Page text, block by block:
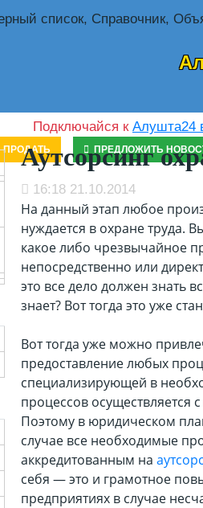
ПРОДАТЬ ПРЕДЛОЖИТЬ
Подключайся к Алушта24
Аутсорсинг
16:18 21.10.2014
На данный этап любое
нуждается в охране труда.
какое либо чрезвычайное
непосредственно или
это все дело должен знать
знает? Вот тогда это уже
Вот тогда уже можно
предоставление любых
специализирующей в
процессов
Поэтому в юридическом
случае все необходимые
аккредитованным на
себя — это и грамотное
предприятиях в случае